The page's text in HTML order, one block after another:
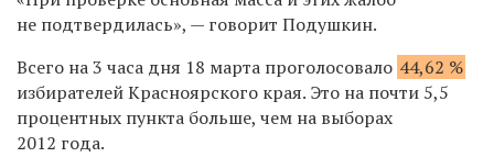
не подтвердилась», — говорит Подушкин.
Всего на 3 часа дня 18 марта проголосовало 44,62 %
избирателей Красноярского края. Это на почти 5,5
процентных пункта больше, чем на выборах
2012 года.